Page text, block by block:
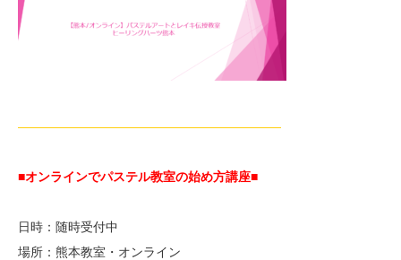
—————————————————————
■オンラインでパステル教室の始め方講座■
日時：随時受付中
場所：熊本教室・オンライン